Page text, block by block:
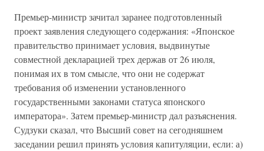
Премьер-министр зачитал заранее подготовленный
проект заявления следующего содержания: «Японское
правительство принимает условия, выдвинутые
совместной декларацией трех держав от 26 июля,
понимая их в том смысле, что они не содержат
требования об изменении установленного
государственными законами статуса японского
императора». Затем премьер-министр дал разъяснения.
Судзуки сказал, что Высший совет на сегодняшнем
заседании решил принять условия капитуляции, если: а)